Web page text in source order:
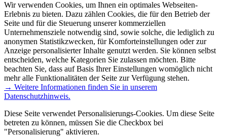
Wir verwenden Cookies, um Ihnen ein optimales Webseiten-
Erlebnis zu bieten. Dazu zählen Cookies, die für den Betrieb der
Seite und für die Steuerung unserer kommerziellen
Unternehmensziele notwendig sind, sowie solche, die lediglich zu
anonymen Statistikzwecken, für Komforteinstellungen oder zur
Anzeige personalisierter Inhalte genutzt werden. Sie können selbst
entscheiden, welche Kategorien Sie zulassen möchten. Bitte
beachten Sie, dass auf Basis Ihrer Einstellungen womöglich nicht
mehr alle Funktionalitäten der Seite zur Verfügung stehen.
→ Weitere Informationen finden Sie in unserem
Datenschutzhinweis.
Diese Seite verwendet Personalisierungs-Cookies. Um diese Seite
betreten zu können, müssen Sie die Checkbox bei
"Personalisierung" aktivieren.